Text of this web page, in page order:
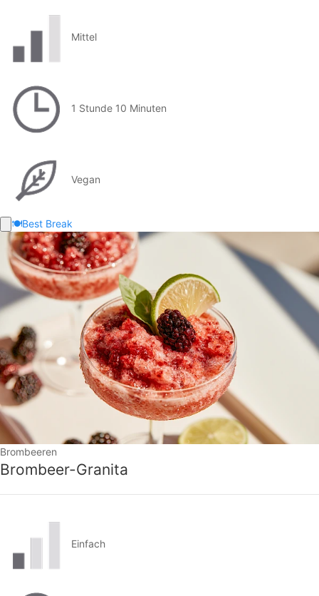
Mittel
1 Stunde 10 Minuten
Vegan
🍽️Best Break
Brombeeren
Brombeer-Granita
Einfach